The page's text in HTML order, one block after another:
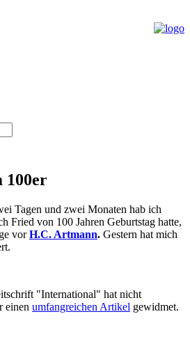
100er
Tagen und zwei Monaten hab ich
Fried von 100 Jahren Geburtstag hatte,
vorH.C. Artmann. Gestern hat mich
"International" hat nicht
einen umfangreichen Artikel gewidmet.